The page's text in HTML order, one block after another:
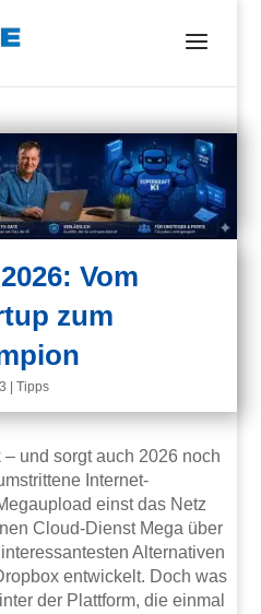
Vom
zum
|Tipps
und sorgt auch 2026 noch
Internet-
einst das Netz
Cloud-Dienst Mega über
Alternativen
entwickelt. Doch was
der Plattform, die einmal